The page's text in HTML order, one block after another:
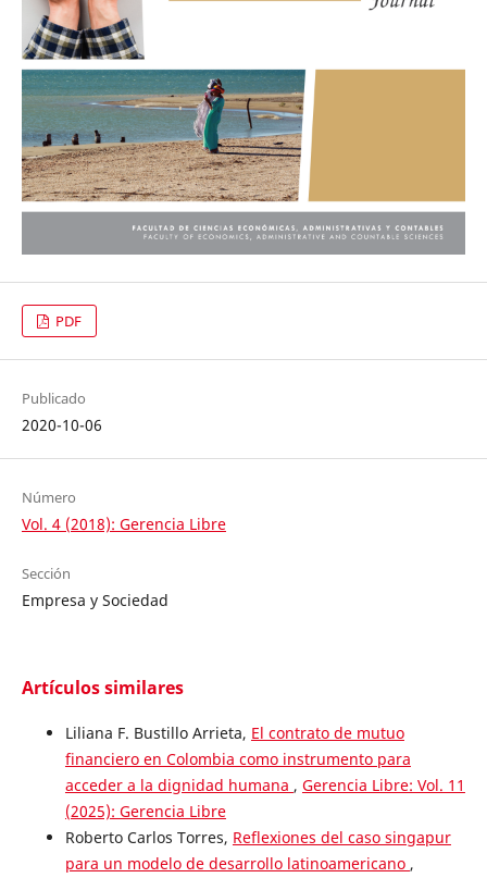
PDF
Publicado
2020-10-06
Número
Vol. 4 (2018): Gerencia Libre
Sección
Empresa y Sociedad
Artículos similares
Liliana F. Bustillo Arrieta, El contrato de mutuo
financiero en Colombia como instrumento para
acceder a la dignidad humana , Gerencia Libre: Vol. 11
(2025): Gerencia Libre
Roberto Carlos Torres, Reflexiones del caso singapur
para un modelo de desarrollo latinoamericano ,